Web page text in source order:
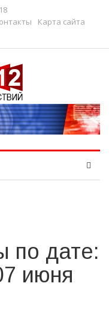
Карта сайта
по дате:
июня